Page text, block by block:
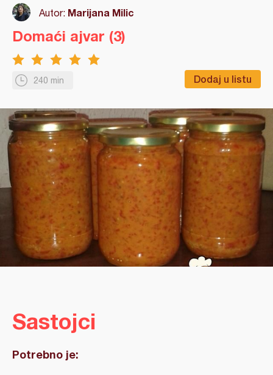
Autor: Marijana Milic
240 min Dodaj u listu
Domaći ajvar (3)
Sastojci
Potrebno je: